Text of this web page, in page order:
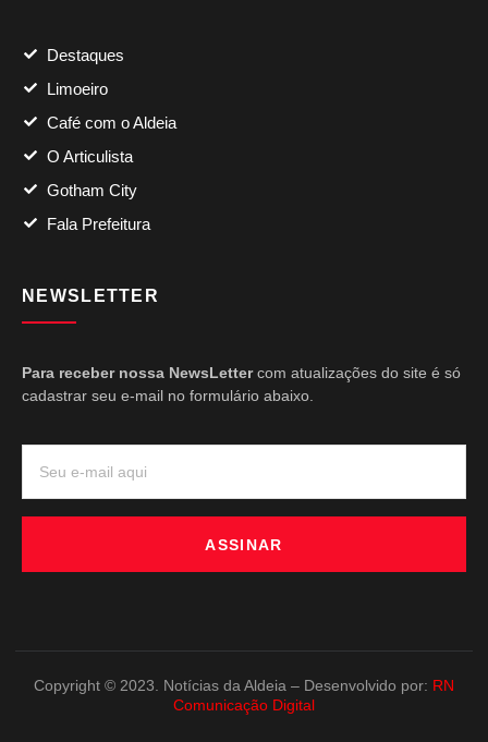
Destaques
Limoeiro
Café com o Aldeia
O Articulista
Gotham City
Fala Prefeitura
NEWSLETTER
Para receber nossa NewsLettercom atualizações do site é só
cadastrar seu e-mail no formulário abaixo.
ASSINAR
Copyright © 2023. Notícias da Aldeia – Desenvolvido por: RN
Comunicação Digital